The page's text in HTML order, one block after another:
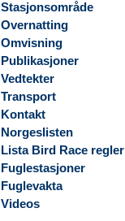
Stasjonsområde
Overnatting
Omvisning
Publikasjoner
Vedtekter
Transport
Kontakt
Norgeslisten
Lista Bird Race regler
Fuglestasjoner
Fuglevakta
Videos